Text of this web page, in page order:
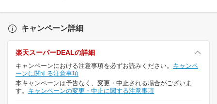
キャンペーン詳細
楽天スーパーDEALの詳細
キャンペーンにおける注意事項を必ずお読みください。 キャンペ
ーンに関する注意事項
本キャンペーンは予告なく、変更・中止される場合がございま
す。 キャンペーンの変更・中止に関する注意事項